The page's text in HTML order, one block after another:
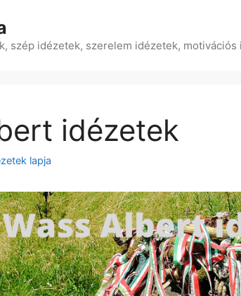
szép idézetek, szerelem idézetek,
idézetek
lapja